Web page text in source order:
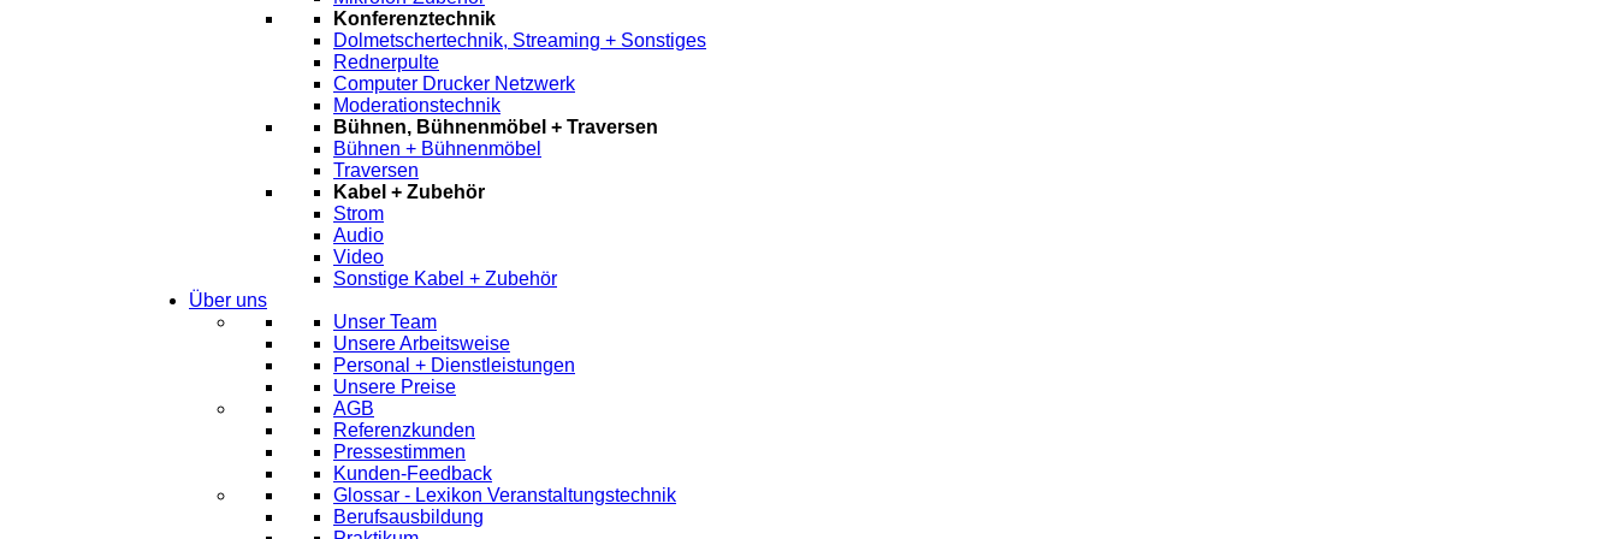
Konferenztechnik
Dolmetschertechnik, Streaming + Sonstiges
Rednerpulte
Computer Drucker Netzwerk
Moderationstechnik
Bühnen, Bühnenmöbel + Traversen
Bühnen + Bühnenmöbel
Traversen
Kabel + Zubehör
Strom
Audio
Video
Sonstige Kabel + Zubehör
Über uns
Unser Team
Unsere Arbeitsweise
Personal + Dienstleistungen
Unsere Preise
AGB
Referenzkunden
Pressestimmen
Kunden-Feedback
Glossar - Lexikon Veranstaltungstechnik
Berufsausbildung